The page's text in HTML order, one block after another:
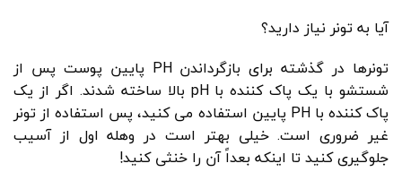
آیا به تونر نیاز دارید؟
تونرها در گذشته برای بازگرداندن PH پایین پوست پس از
شستشو با یک پاک کننده با pH بالا ساخته شدند. اگر از یک
پاک کننده با PH پایین استفاده می کنید، پس استفاده از تونر
غیر ضروری است. خیلی بهتر است در وهله اول از آسیب
جلوگیری کنید تا اینکه بعداً آن را خنثی کنید!